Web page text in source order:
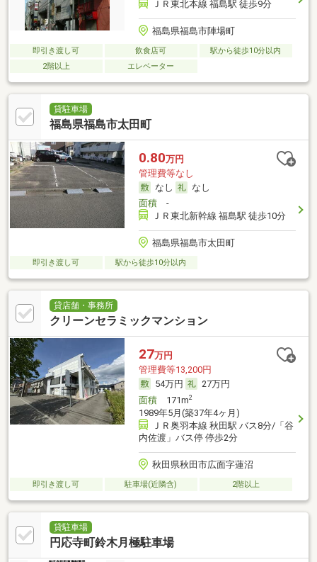
ＪＲ東北本線 福島駅 徒歩9分
福島県福島市陣場町
即引き渡し可 飲食店可
駅から徒歩10分以内
2階以上
エレベーター
貸駐車場
福島県福島市太田町
0.80万円
管理費等なし
なし
なし
面積-
ＪＲ東北新幹線 福島駅 徒歩10分
福島県福島市太田町
即引き渡し可 駅から徒歩10分以内
貸店舗・事務所
クリーンセラミックマンション
27万円
管理費等13,200円
54万円
27万円
面積171m2
1989年5月(築37年4ヶ月)
ＪＲ奥羽本線 秋田駅 バス8分/「谷
内佐渡」バス停 停歩2分
秋田県秋田市広面字蓮沼
即引き渡し可 駐車場(近隣含) 2階以上
貸駐車場
円応寺町鈴木月極駐車場